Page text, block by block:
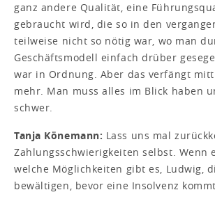
ganz andere Qualität, eine
gebraucht wird, die so in den
teilweise nicht so nötig war, wo man
Geschäftsmodell einfach drüber
war in Ordnung. Aber das verfängt
mehr. Man muss alles im Blick haben
schwer.
Tanja Könemann: Lass uns mal
Zahlungsschwierigkeiten selbst. Wenn
welche Möglichkeiten gibt es, Ludwig,
bewältigen, bevor eine Insolvenz